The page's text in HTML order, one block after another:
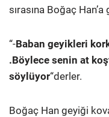
sırasına Boğaç Han’a
“-Baban geyikleri
.Böylece senin at
söylüyor“derler.
Boğaç Han geyiği